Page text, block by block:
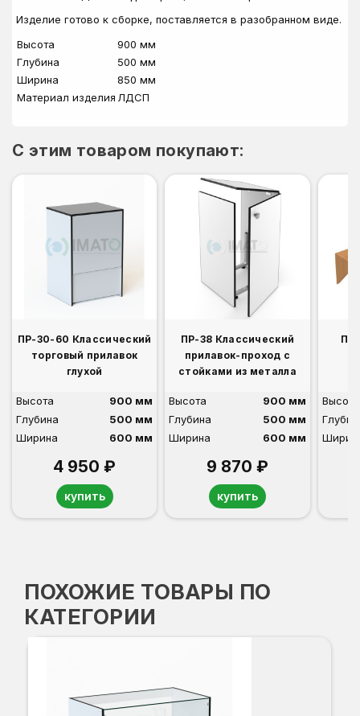
Изделие готово к сборке, поставляется в разобранном виде.
Высота
900 мм
Глубина
500 мм
Ширина
850 мм
Материал изделия ЛДСП
C этим товаром покупают:
ПР-30-60 Классический
торговый прилавок
глухой
Высота
900 мм
Глубина
500 мм
Ширина
600 мм
4 950 ₽
купить
ПР-38 Классический
прилавок-проход с
стойками из металла
Высота
900 мм
Глубина
500 мм
Ширина
600 мм
9 870 ₽
купить
Высота
ПОХОЖИЕ ТОВАРЫ ПО
КАТЕГОРИИ